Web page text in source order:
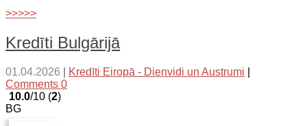
>>>>>
Kredīti Bulgārijā
01.04.2026 Kredīti Eiropā - Dienvidi un Austrumi
Comments 0
10.0/10 (2)
BG